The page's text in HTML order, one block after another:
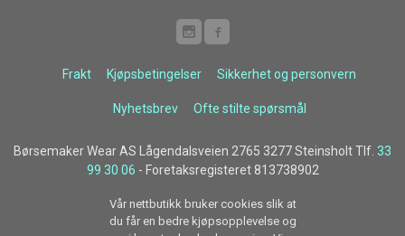
Frakt Kjøpsbetingelser Sikkerhet og personvern
Nyhetsbrev Ofte stilte spørsmål
Børsemaker Wear AS Lågendalsveien 2765 3277 Steinsholt Tlf. 33
99 30 06 - Foretaksregisteret 813738902
Vår nettbutikk bruker cookies slik at
du får en bedre kjøpsopplevelse og